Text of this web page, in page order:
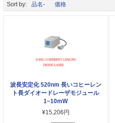
Sort by: 品名- 価格
波長安定化 520nm 長いコヒーレン
ト長ダイオードレーザモジュール
1~10mW
¥15,206円